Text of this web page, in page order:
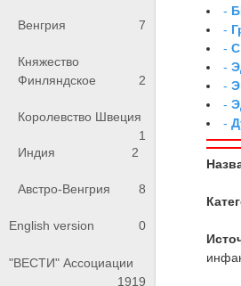
Венгрия 7
Княжество
Финляндское
2
Королевство Швеция
1
Индия
2
Австро-Венгрия 8
English version 0
"ВЕСТИ" Ассоциации
1919
-
-
-
-
-
-
-